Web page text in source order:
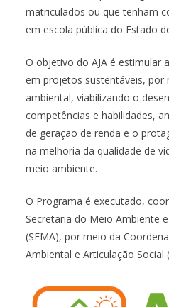
matriculados ou que tenham
em escola pública do Estado
O objetivo do AJA é estimular
em projetos sustentáveis, por
ambiental, viabilizando o
competências e habilidades,
de geração de renda e o
na melhoria da qualidade de
meio ambiente.
O Programa é executado,
Secretaria do Meio Ambiente
(SEMA), por meio da
Ambiental e Articulação Social